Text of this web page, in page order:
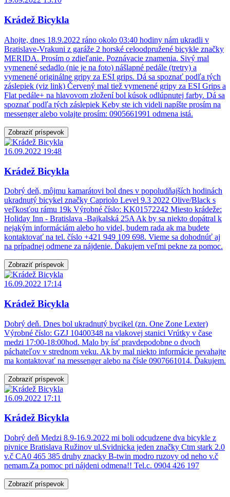
Krádež Bicykla
Ahojte, dnes 18.9.2022 ráno okolo 03:40 hodiny nám ukradli v
Bratislave-Vrakuni z garáže 2 horské celoodpružené bicykle značky
MERIDA. Prosím o zdieľanie. Poznávacie znamenia. Sivý mal
vymenené sedadlo (nie je na foto) nášlapné pedále (tretry) a
vymenené originálne gripy za ESI grips. Dá sa spoznať podľa tých
záslepiek (viz link) Červený mal tiež vymenené gripy za ESI Grips a
Flat pedále+ na hlavovom zložení bol kúsok odlúpnutej farby. Dá sa
spoznať podľa tých záslepiek Keby ste ich videli napíšte prosím na
messenger alebo volajte prosím: 0905661991 odmena istá.
Zobraziť príspevok
16.09.2022 19:48
Krádež Bicykla
Dobrý deň, môjmu kamarátovi bol dnes v popoludňajších hodinách
ukradnutý bicykel značky Capriolo Level 9.3 2022 Olive/Black s
veľkosťou rámu 19k Výrobné číslo: KK01572242 Miesto krádeže:
Holiday Inn - Bratislava -Bajkalská 25A Ak by sa niekto dopátral k
nejakým informáciám alebo ho videl, budem rada ak ma budete
kontaktovať na tel. číslo +421 949 109 698. Vieme sa dohodnúť aj
na prípadnej odmene za nájdenie. Ďakujem veľmi pekne za pomoc.
Zobraziť príspevok
16.09.2022 17:14
Krádež Bicykla
Dobrý deň. Dnes bol ukradnutý bycikel (zn. One Zone Lexter)
Výrobné číslo: GZJ 10400348 na vlakovej stanici Vrútky v čase
medzi 17:00-18:00hod. Malo by ísť pravdepodobne o dvoch
páchateľov v strednom veku. Ak by mal niekto informácie nevahajte
ma kontaktovať na messenger alebo na čísle 0907661014. Ďakujem.
Zobraziť príspevok
16.09.2022 17:11
Krádež Bicykla
Dobrý deň Medzi 8.9-16.9.2022 mi boli odcudzene dva bicykle z
pivnice Bratislava Ružinov ul.Svidnicka jeden značky Ctm stark 2.0
v.č CA0 465 385 druhy znacky B-twin modro ruzovy od neho v.č
nemam.Za pomoc pri nájdeni odmena!! Tel.c. 0904 426 197
Zobraziť príspevok